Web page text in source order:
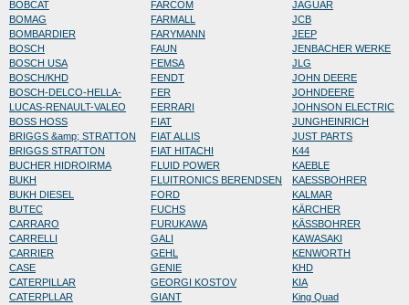
BOBCAT
BOMAG
BOMBARDIER
BOSCH
BOSCH USA
BOSCH/KHD
BOSCH-DELCO-HELLA-
LUCAS-RENAULT-VALEO
BOSS HOSS
BRIGGS &amp; STRATTON
BRIGGS STRATTON
BUCHER HIDROIRMA
BUKH
BUKH DIESEL
BUTEC
CARRARO
CARRELLI
CARRIER
CASE
CATERPILLAR
CATERPLLAR
FARCOM
FARMALL
FARYMANN
FAUN
FEMSA
FENDT
FER
FERRARI
FIAT
FIAT ALLIS
FIAT HITACHI
FLUID POWER
FLUITRONICS BERENDSEN
FORD
FUCHS
FURUKAWA
GALI
GEHL
GENIE
GEORGI KOSTOV
GIANT
JAGUAR
JCB
JEEP
JENBACHER WERKE
JLG
JOHN DEERE
JOHNDEERE
JOHNSON ELECTRIC
JUNGHEINRICH
JUST PARTS
K44
KAEBLE
KAESSBOHRER
KALMAR
KÄRCHER
KÄSSBOHRER
KAWASAKI
KENWORTH
KHD
KIA
King Quad